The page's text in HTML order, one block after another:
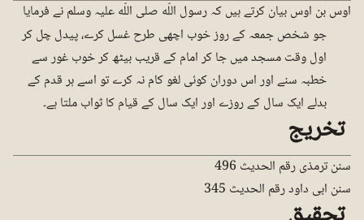
اوس بن اوس بیان کرتے ہیں کہ رسول اللّٰه صلی اللّٰه علیہ وسلم نے فرمایا
جو شخص جمعہ کے روز خوب اچھی طرح غسل کرے، پیدل چل کر
اول وقت مسجد میں جا کر امام کے قریب بیٹھ کر خوب غور سے
خطبہ سنے اور اس دوران کوئی لغو کام نہ کرے تو اسے ہر قدم کے
بدلے ایک سال کے روزے اور ایک سال کے قیام کا ثواب ملتا ہے۔
تخریج
سنن ترمذی رقم الحدیث 496
سنن ابی داود رقم الحدیث 345